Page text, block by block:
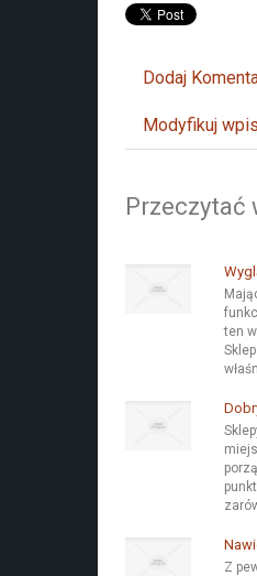
Dodaj
Modyfikuj
Przeczytać
ten
Z